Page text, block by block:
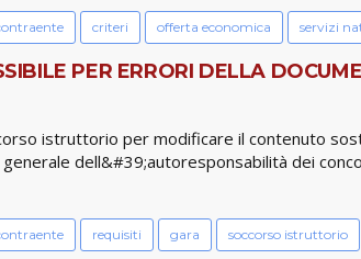
criteri offerta economica servizi
PER ERRORI DELLA
istruttorio per modificare il contenuto
dell&#39;autoresponsabilità dei
requisiti gara soccorso istruttorio